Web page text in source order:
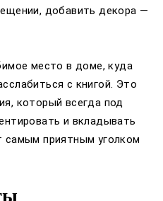
добавить декора —
место в доме, куда
с книгой. Это
который всегда под
и вкладывать
самым приятным уголком